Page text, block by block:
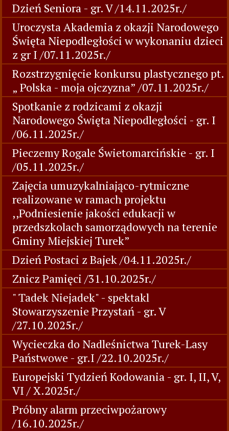
Dzień Seniora - gr. V /14.11.2025r./
Uroczysta Akademia z okazji Narodowego
Święta Niepodległości w wykonaniu dzieci
z gr I /07.11.2025r./
Rozstrzygnięcie konkursu plastycznego pt.
„ Polska - moja ojczyzna” /07.11.2025r./
Spotkanie z rodzicami z okazji
Narodowego Święta Niepodległości - gr. I
/06.11.2025r./
Pieczemy Rogale Świetomarcińskie - gr. I
/05.11.2025r./
Zajęcia umuzykalniająco-rytmiczne
realizowane w ramach projektu
,,Podniesienie jakości edukacji w
przedszkolach samorządowych na terenie
Gminy Miejskiej Turek”
Dzień Postaci z Bajek /04.11.2025r./
Znicz Pamięci /31.10.2025r./
" Tadek Niejadek" - spektakl
Stowarzyszenie Przystań - gr. V
/27.10.2025r./
Wycieczka do Nadleśnictwa Turek-Lasy
Państwowe - gr.I /22.10.2025r./
Europejski Tydzień Kodowania - gr. I, II, V,
VI / X.2025r./
Próbny alarm przeciwpożarowy
/16.10.2025r./